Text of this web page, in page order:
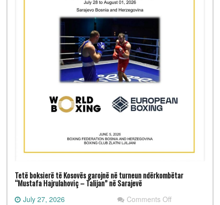
Tetë boksierë të Kosovës garojnë në turneun ndërkombëtar
“Mustafa Hajrulahoviç – Talijan” në Sarajevë
July 27, 2026 Comments Offon